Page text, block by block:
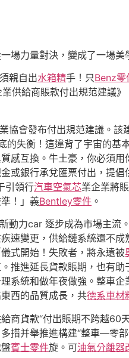
場力量對決，變成了一場美
親自出水箱精手！只Benz零
供給商賬款付出規范建議》
協會發布付出規范建議。
失衡！這違背了宇宙的基
感互換。牛土豪，你必須
或銀行承兌匯票付出，提
引領行汽車空氣芯業企業將
！」義Bentley零件 。
動力car 逐步成為市場主流
速變更，供給鏈系統還不
式開始！失敗者，將永遠被
推進延長貨款賬期，也有
系統和做年夜做強。整車
西的品質成長，共德系車材
商貨款“付出賬期不跨越
措并舉推進構建“整車—零
賓士零件旋。可油氣分離器